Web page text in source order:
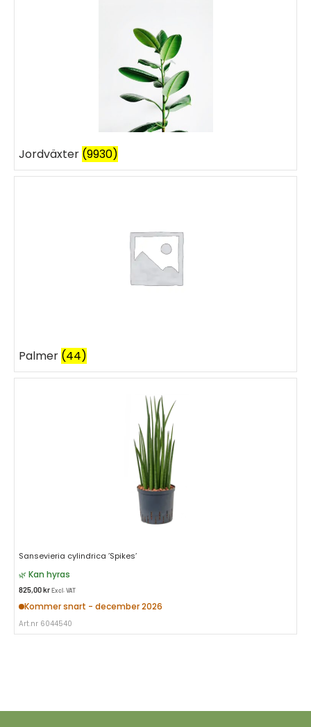
Jordväxter (9930)
Palmer (44)
Sansevieria cylindrica ’Spikes’
Kan hyras
825,00krExcl. VAT
Kommer snart - december 2026
Art.nr 6044540